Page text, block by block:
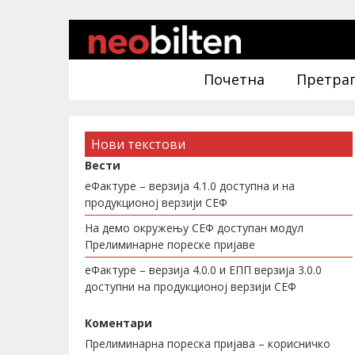
Почетна
Нови текстови
Вести
еФактуре – верзија 4.1.0 доступна и на
продукционој верзији СЕФ
На демо окружењу СЕФ доступан модул
Прелиминарне пореске пријаве
еФактуре – верзија 4.0.0 и ЕПП верзија 3.0.0
доступни на продукционој верзији СЕФ
Коментари
Прелиминарна пореска пријава – корисничко